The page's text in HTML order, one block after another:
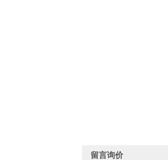
留言询价